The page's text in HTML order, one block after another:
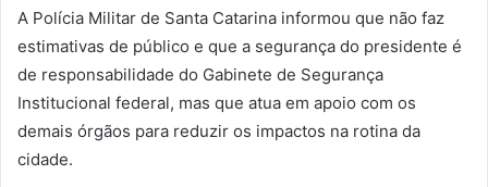
A Polícia Militar de Santa Catarina informou que não faz
estimativas de público e que a segurança do presidente é
de responsabilidade do Gabinete de Segurança
Institucional federal, mas que atua em apoio com os
demais órgãos para reduzir os impactos na rotina da
cidade.